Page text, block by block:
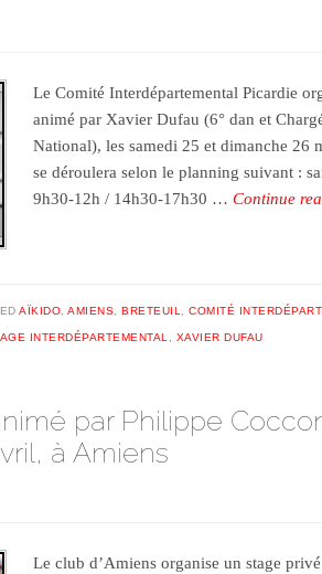
Le Comité Interdépartemental Picardie
animé par Xavier Dufau (6° dan et
National), les samedi 25 et dimanche 26
se déroulera selon le planning suivant :
9h30-12h / 14h30-17h30 …Continue
AÏKIDO AMIENS BRETEUIL COMITÉ
INTERDÉPARTEMENTAL XAVIER DUFAU
par Philippe
à Amiens
Le club d’Amiens organise un stage